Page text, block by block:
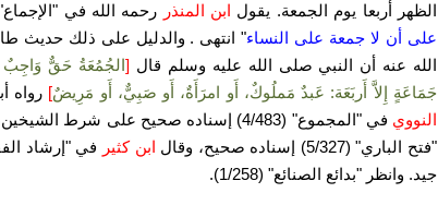
الظهر أربعا يوم الجمعة. يقول ابن المنذر رحمه الله في "الإجماع"
على أن لا جمعة على النساء" انتهى . والدليل على ذلك حديث
الله عنه أن النبي صلى الله عليه وسلم قال [الجُمُعَةُ حَقٌّ
جَمَاعَةٍ إِلاَّ أَربَعَة: عَبدٌ مَملُوكٌ، أَو امرَأَةٌ، أَو صَبِيٌّ، أَو مَرِيضٌ] رواه أبو
النووي في "المجموع" (4/483) إسناده صحيح على شرط الشيخين، وقال
"فتح الباري" (5/327) إسناده صحيح، وقال
ابن كثير
جيد. وانظر "بدائع الصنائع" (1/258).